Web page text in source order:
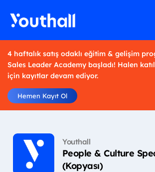
4 haftalık satış odaklı eğitim & gelişim
Sales Leader Academy başladı! Halen
için kayıtlar devam ediyor.
Hemen Kayıt Ol
Youthall
People & Culture
(Kopyası)